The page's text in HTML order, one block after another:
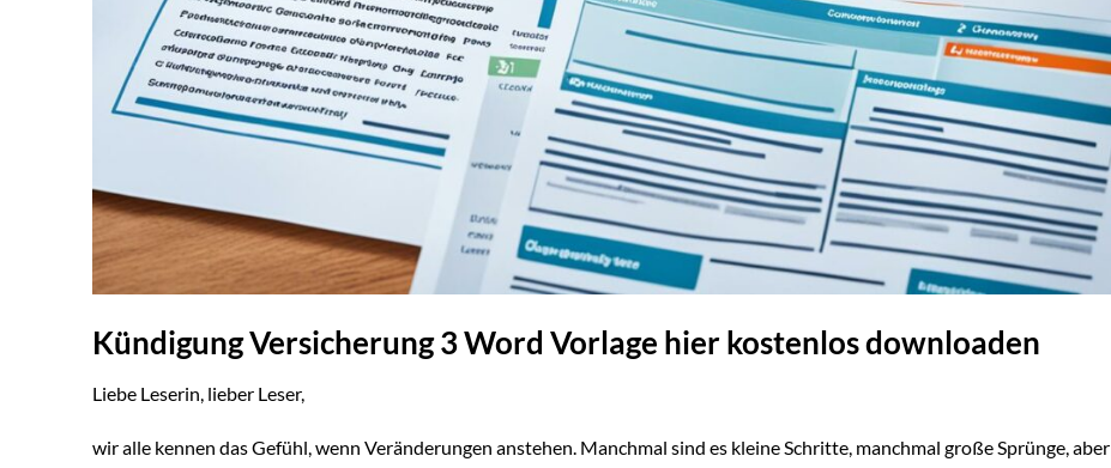
Kündigung Versicherung 3 Word Vorlage hier kostenlos downloaden
Liebe Leserin, lieber Leser,
wir alle kennen das Gefühl, wenn Veränderungen anstehen. Manchmal sind es kleine Schritte, manchmal große Sprünge, aber